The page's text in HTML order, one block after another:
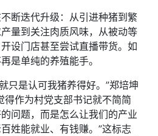
断迭代升级：从引进种猪到繁
量到关注肉质风味，从被动等
设门店甚至尝试直播带货。如
是单纯的养殖能手。
只是认可我猪养得好。”郑培坤
得作为村党支部书记就不简简
问题，而是怎么让我们的产业
姓能就业、有钱赚。”这标志